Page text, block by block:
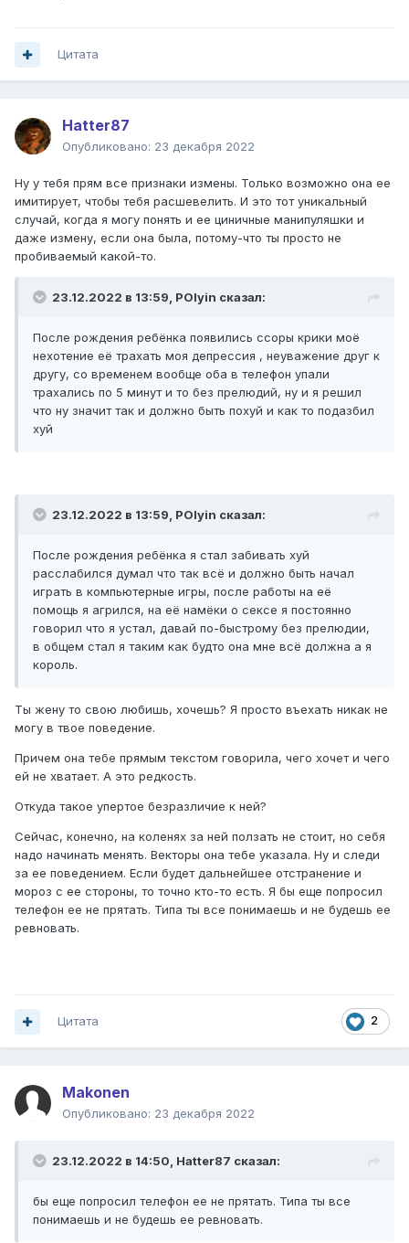
Цитата
Hatter87
Опубликовано: 23 декабря 2022
Ну у тебя прям все признаки измены. Только возможно она ее
имитирует, чтобы тебя расшевелить. И это тот уникальный
случай, когда я могу понять и ее циничные манипуляшки и
даже измену, если она была, потому-что ты просто не
пробиваемый какой-то.
23.12.2022 в 13:59, POlyin сказал:
После рождения ребёнка появились ссоры крики моё
нехотение её трахать моя депрессия , неуважение друг к
другу, со временем вообще оба в телефон упали
трахались по 5 минут и то без прелюдий, ну и я решил
что ну значит так и должно быть похуй и как то подазбил
хуй
23.12.2022 в 13:59, POlyin сказал:
После рождения ребёнка я стал забивать хуй
расслабился думал что так всё и должно быть начал
играть в компьютерные игры, после работы на её
помощь я агрился, на её намёки о сексе я постоянно
говорил что я устал, давай по-быстрому без прелюдии,
в общем стал я таким как будто она мне всё должна а я
король.
Ты жену то свою любишь, хочешь? Я просто въехать никак не
могу в твое поведение.
Причем она тебе прямым текстом говорила, чего хочет и чего
ей не хватает. А это редкость.
Откуда такое упертое безразличие к ней?
Сейчас, конечно, на коленях за ней ползать не стоит, но себя
надо начинать менять. Векторы она тебе указала. Ну и следи
за ее поведением. Если будет дальнейшее отстранение и
мороз с ее стороны, то точно кто-то есть. Я бы еще попросил
телефон ее не прятать. Типа ты все понимаешь и не будешь ее
ревновать.
2
Цитата
Makonen
Опубликовано: 23 декабря 2022
23.12.2022 в 14:50, Hatter87 сказал:
бы еще попросил телефон ее не прятать. Типа ты все
понимаешь и не будешь ее ревновать.